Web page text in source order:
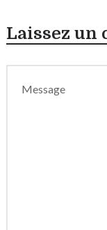
Laissez un